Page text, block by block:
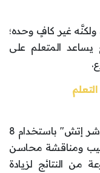
ولكنَّه غير كافٍ وحده؛
المتعلم على
لقد قدَّم هذا الجزء من المقال شرح "مؤشر إتش" باستخدام 8
ومناقشة محاسن
النتائج لزيادة